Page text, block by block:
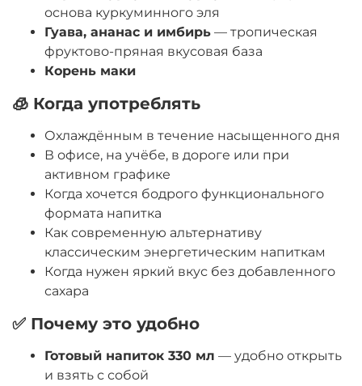
основа куркуминного эля
Гуава, ананас и имбирь — тропическая
фруктово-пряная вкусовая база
Корень маки
🧊 Когда употреблять
Охлаждённым в течение насыщенного дня
В офисе, на учёбе, в дороге или при
активном графике
Когда хочется бодрого функционального
формата напитка
Как современную альтернативу
классическим энергетическим напиткам
Когда нужен яркий вкус без добавленного
сахара
✅ Почему это удобно
Готовый напиток 330 мл — удобно открыть
и взять с собой